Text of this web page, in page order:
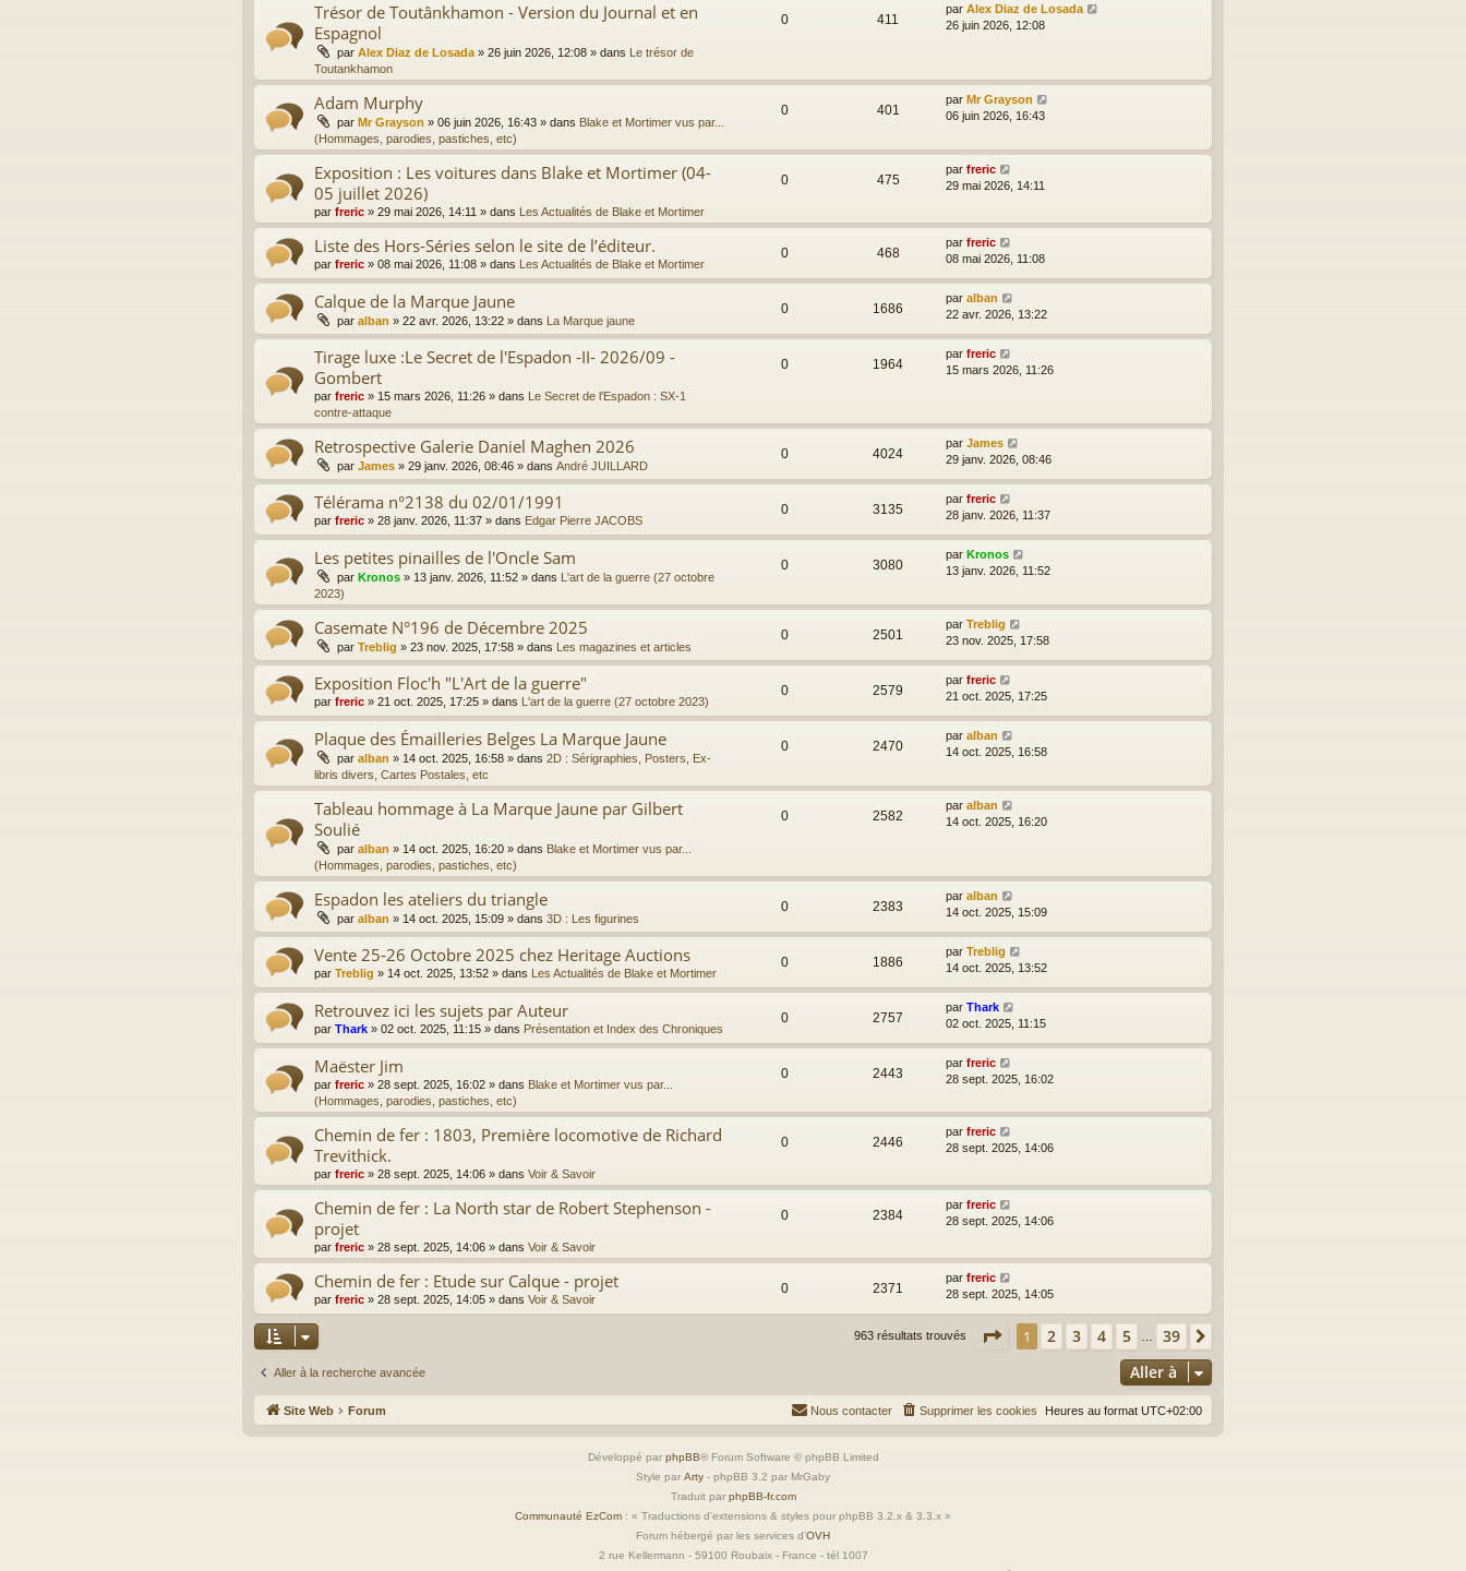
Trésor de Toutânkhamon - Version du Journal et en
Espagnol
par Alex Diaz de Losada» 26 juin 2026, 12:08 » dans Le trésor de
Toutankhamon
0 411
par Alex Diaz de Losada
26 juin 2026, 12:08
Adam Murphy
par Mr Grayson » 06 juin 2026, 16:43 » dans Blake et Mortimer vus par...
(Hommages, parodies, pastiches, etc)
0 401
par Mr Grayson
06 juin 2026, 16:43
Exposition : Les voitures dans Blake et Mortimer (04-
05 juillet 2026)
par freric » 29 mai 2026, 14:11 » dans Les Actualités de Blake et Mortimer
0 475
par freric
29 mai 2026, 14:11
Liste des Hors-Séries selon le site de l’éditeur.
par freric » 08 mai 2026, 11:08 » dans Les Actualités de Blake et Mortimer
0 468
par freric
08 mai 2026, 11:08
Calque de la Marque Jaune
par alban » 22 avr. 2026, 13:22 » dans La Marque jaune
0 1686
par alban
22 avr. 2026, 13:22
Tirage luxe :Le Secret de l'Espadon -II- 2026/09 -
Gombert
par freric » 15 mars 2026, 11:26 » dans Le Secret de l'Espadon : SX-1
contre-attaque
0 1964
par freric
15 mars 2026, 11:26
Retrospective Galerie Daniel Maghen 2026
par James » 29 janv. 2026, 08:46 » dans André JUILLARD
0 4024
par James
29 janv. 2026, 08:46
Télérama n°2138 du 02/01/1991
par freric » 28 janv. 2026, 11:37 » dans Edgar Pierre JACOBS
0 3135
par freric
28 janv. 2026, 11:37
Les petites pinailles de l'Oncle Sam
par Kronos » 13 janv. 2026, 11:52 » dans L'art de la guerre (27 octobre
2023)
0 3080
par Kronos
13 janv. 2026, 11:52
Casemate N°196 de Décembre 2025
par Treblig » 23 nov. 2025, 17:58 » dans Les magazines et articles
0 2501
par Treblig
23 nov. 2025, 17:58
Exposition Floc'h "L'Art de la guerre"
par freric » 21 oct. 2025, 17:25 » dans L'art de la guerre (27 octobre 2023)
0 2579
par freric
21 oct. 2025, 17:25
Plaque des Émailleries Belges La Marque Jaune
par alban » 14 oct. 2025, 16:58 » dans 2D : Sérigraphies, Posters, Ex-
libris divers, Cartes Postales, etc
0 2470
par alban
14 oct. 2025, 16:58
Tableau hommage à La Marque Jaune par Gilbert
Soulié
par alban » 14 oct. 2025, 16:20 » dans Blake et Mortimer vus par...
(Hommages, parodies, pastiches, etc)
0 2582
par alban
14 oct. 2025, 16:20
Espadon les ateliers du triangle
par alban » 14 oct. 2025, 15:09 » dans 3D : Les figurines
0 2383
par alban
14 oct. 2025, 15:09
Vente 25-26 Octobre 2025 chez Heritage Auctions
par Treblig » 14 oct. 2025, 13:52 » dans Les Actualités de Blake et Mortimer
0 1886
par Treblig
14 oct. 2025, 13:52
Retrouvez ici les sujets par Auteur
par Thark » 02 oct. 2025, 11:15 » dans Présentation et Index des Chroniques
0 2757
par Thark
02 oct. 2025, 11:15
Maëster Jim
par freric » 28 sept. 2025, 16:02 » dans Blake et Mortimer vus par...
(Hommages, parodies, pastiches, etc)
0 2443
par freric
28 sept. 2025, 16:02
Chemin de fer : 1803, Première locomotive de Richard
Trevithick.
par freric » 28 sept. 2025, 14:06 » dans Voir & Savoir
0 2446
par freric
28 sept. 2025, 14:06
Chemin de fer : La North star de Robert Stephenson -
projet
par freric » 28 sept. 2025, 14:06 » dans Voir & Savoir
0 2384
par freric
28 sept. 2025, 14:06
Chemin de fer : Etude sur Calque - projet
par freric » 28 sept. 2025, 14:05 » dans Voir & Savoir
0 2371
par freric
28 sept. 2025, 14:05
963 résultats trouvés Page 1sur 39
1 2 3 4 5 … 39
Aller à la recherche avancée Aller à
Site Web Forum Heures au format UTC+02:00
Supprimer les cookies
Nous contacter
Développé par phpBB® Forum Software © phpBB Limited
Style par Arty - phpBB 3.2 par MrGaby
Traduit par phpBB-fr.com
Communauté EzCom : « Traductions d'extensions & styles pour phpBB 3.2.x & 3.3.x »
Forum hébergé par les services d’OVH
2 rue Kellermann - 59100 Roubaix - France - tél 1007